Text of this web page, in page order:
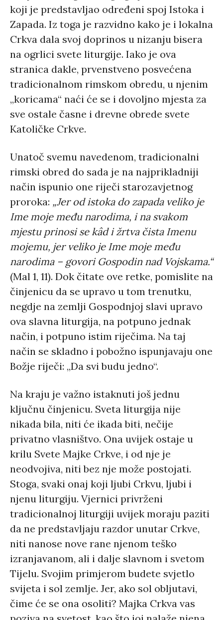
koji je predstavljao određeni spoj Istoka i
Zapada. Iz toga je razvidno kako je i lokalna
Crkva dala svoj doprinos u nizanju bisera
na ogrlici svete liturgije. Iako je ova
stranica dakle, prvenstveno posvećena
tradicionalnom rimskom obredu, u njenim
„koricama“ naći će se i dovoljno mjesta za
sve ostale časne i drevne obrede svete
Katoličke Crkve.
Unatoč svemu navedenom, tradicionalni
rimski obred do sada je na najprikladniji
način ispunio one riječi starozavjetnog
proroka: „Jer od istoka do zapada veliko je
Ime moje među narodima, i na svakom
mjestu prinosi se kâd i žrtva čista Imenu
mojemu, jer veliko je Ime moje među
narodima – govori Gospodin nad Vojskama.“
(Mal 1, 11). Dok čitate ove retke, pomislite na
činjenicu da se upravo u tom trenutku,
negdje na zemlji Gospodnjoj slavi upravo
ova slavna liturgija, na potpuno jednak
način, i potpuno istim riječima. Na taj
način se skladno i pobožno ispunjavaju one
Božje riječi: „Da svi budu jedno“.
Na kraju je važno istaknuti još jednu
ključnu činjenicu. Sveta liturgija nije
nikada bila, niti će ikada biti, nečije
privatno vlasništvo. Ona uvijek ostaje u
krilu Svete Majke Crkve, i od nje je
neodvojiva, niti bez nje može postojati.
Stoga, svaki onaj koji ljubi Crkvu, ljubi i
njenu liturgiju. Vjernici privrženi
tradicionalnoj liturgiji uvijek moraju paziti
da ne predstavljaju razdor unutar Crkve,
niti nanose nove rane njenom teško
izranjavanom, ali i dalje slavnom i svetom
Tijelu. Svojim primjerom budete svjetlo
svijeta i sol zemlje. Jer, ako sol obljutavi,
čime će se ona osoliti? Majka Crkva vas